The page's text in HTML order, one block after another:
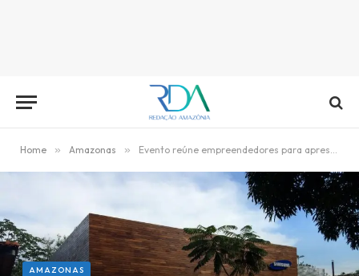
Home » Amazonas » Evento reúne empreendedores para apresentação do Programa de Startups Criativas
AMAZONAS